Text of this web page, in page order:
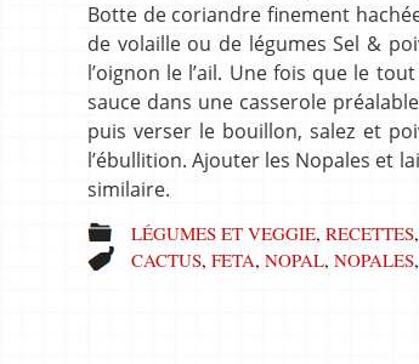
Botte de coriandre finement
de volaille ou de légumes Sel &
l’oignon le l’ail. Une fois que le
sauce dans une casserole
puis verser le bouillon, salez et
l’ébullition. Ajouter les Nopales et
similaire.
LÉGUMES ET VEGGIE, RECETTES,
CACTUS, FETA, NOPAL, NOPALES,